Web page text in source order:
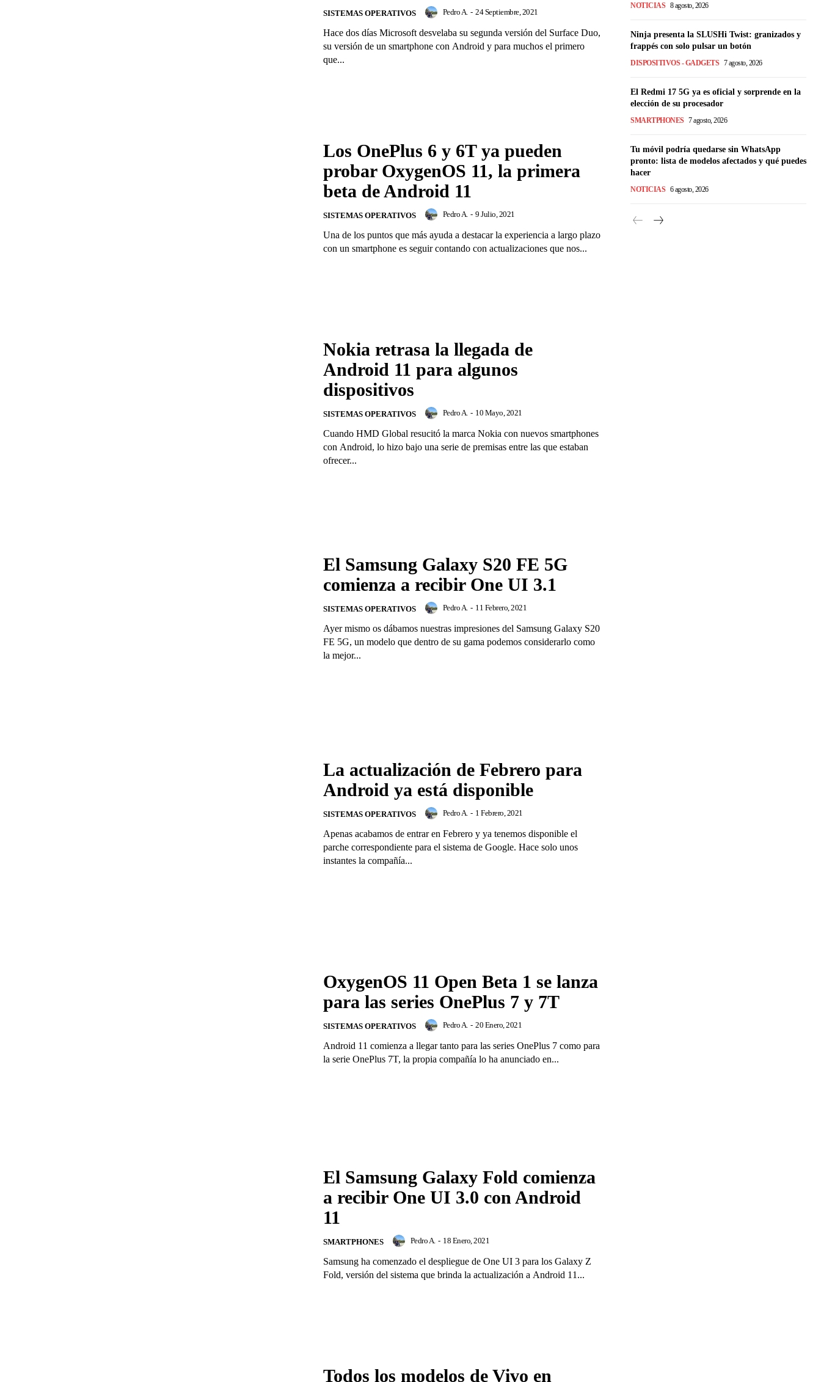
SISTEMAS OPERATIVOS Pedro A. - 24 Septiembre, 2021
Hace dos días Microsoft desvelaba su segunda versión del Surface Duo,
su versión de un smartphone con Android y para muchos el primero
que...
Los OnePlus 6 y 6T ya pueden
probar OxygenOS 11, la primera
beta de Android 11
SISTEMAS OPERATIVOS Pedro A. - 9 Julio, 2021
Una de los puntos que más ayuda a destacar la experiencia a largo plazo
con un smartphone es seguir contando con actualizaciones que nos...
Nokia retrasa la llegada de
Android 11 para algunos
dispositivos
SISTEMAS OPERATIVOS Pedro A. - 10 Mayo, 2021
Cuando HMD Global resucitó la marca Nokia con nuevos smartphones
con Android, lo hizo bajo una serie de premisas entre las que estaban
ofrecer...
El Samsung Galaxy S20 FE 5G
comienza a recibir One UI 3.1
SISTEMAS OPERATIVOS Pedro A. - 11 Febrero, 2021
Ayer mismo os dábamos nuestras impresiones del Samsung Galaxy S20
FE 5G, un modelo que dentro de su gama podemos considerarlo como
la mejor...
La actualización de Febrero para
Android ya está disponible
SISTEMAS OPERATIVOS Pedro A. - 1 Febrero, 2021
Apenas acabamos de entrar en Febrero y ya tenemos disponible el
parche correspondiente para el sistema de Google. Hace solo unos
instantes la compañía...
OxygenOS 11 Open Beta 1 se lanza
para las series OnePlus 7 y 7T
SISTEMAS OPERATIVOS Pedro A. - 20 Enero, 2021
Android 11 comienza a llegar tanto para las series OnePlus 7 como para
la serie OnePlus 7T, la propia compañía lo ha anunciado en...
El Samsung Galaxy Fold comienza
a recibir One UI 3.0 con Android
11
SMARTPHONES Pedro A. - 18 Enero, 2021
Samsung ha comenzado el despliegue de One UI 3 para los Galaxy Z
Fold, versión del sistema que brinda la actualización a Android 11...
Todos los modelos de Vivo en
NOTICIAS 8 agosto, 2026
Ninja presenta la SLUSHi Twist: granizados y
frappés con solo pulsar un botón
DISPOSITIVOS - GADGETS 7 agosto, 2026
El Redmi 17 5G ya es oficial y sorprende en la
elección de su procesador
SMARTPHONES 7 agosto, 2026
Tu móvil podría quedarse sin WhatsApp
pronto: lista de modelos afectados y qué puedes
hacer
NOTICIAS 6 agosto, 2026